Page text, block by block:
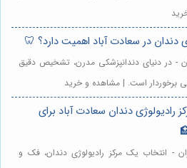
دندان در سعادت آباد اهمیت دارد؟ 🦷
- در دنیای دندانپزشکی مدرن، تشخیص دقیق
برخوردار است. | مشاهده و خرید
رادیولوژی دندان سعادت آباد برای
- انتخاب یک مرکز رادیولوژی دندان، فک و